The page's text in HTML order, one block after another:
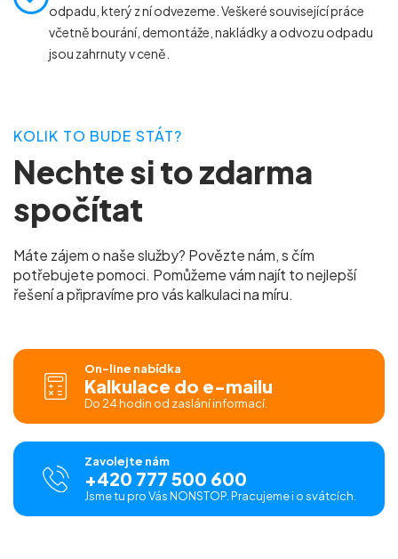
odpadu, který z ní odvezeme. Veškeré související práce
včetně bourání, demontáže, nakládky a odvozu odpadu
jsou zahrnuty v ceně.
KOLIK TO BUDE STÁT?
Nechte si to zdarma
spočítat
Máte zájem o naše služby? Povězte nám, s čím
potřebujete pomoci. Pomůžeme vám najít to nejlepší
řešení a připravíme pro vás kalkulaci na míru.
On-line nabídka
Kalkulace do e-mailu
Do 24 hodin od zaslání informací.
Zavolejte nám
+420 777 500 600
Jsme tu pro Vás NONSTOP. Pracujeme i o svátcích.